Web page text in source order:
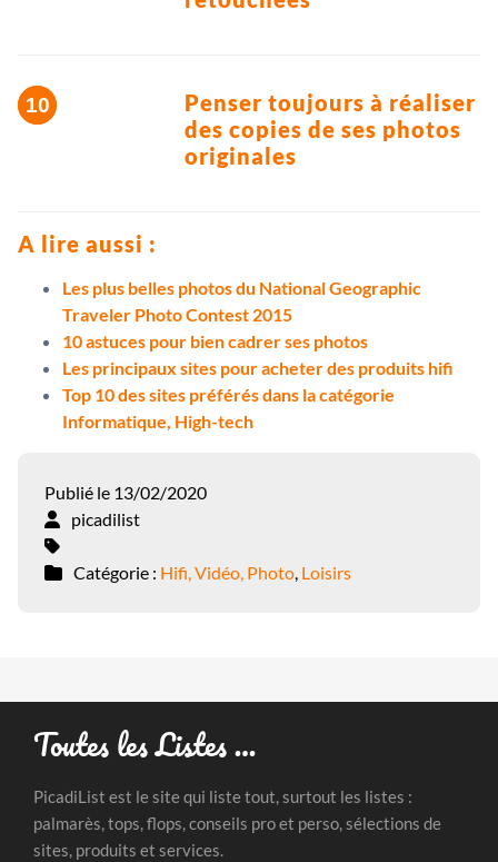
Penser toujours à réaliser
des copies de ses photos
originales
A lire aussi :
Les plus belles photos du National Geographic
Traveler Photo Contest 2015
10 astuces pour bien cadrer ses photos
Les principaux sites pour acheter des produits hifi
Top 10 des sites préférés dans la catégorie
Informatique, High-tech
Publié le 13/02/2020
picadilist
Catégorie : Hifi, Vidéo, Photo, Loisirs
Toutes les Listes …
PicadiList est le site qui liste tout, surtout les listes :
palmarès, tops, flops, conseils pro et perso, sélections de
sites, produits et services.